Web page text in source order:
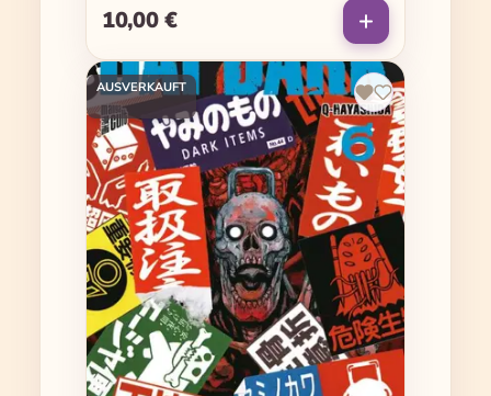
Regulärer Preis:
10,00 €
AUSVERKAUFT